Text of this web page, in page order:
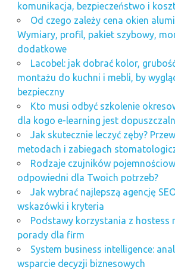
komunikacja, bezpieczeństwo i
Od czego zależy cena okien
Wymiary, profil, pakiet szybowy,
dodatkowe
Lacobel: jak dobrać kolor,
montażu do kuchni i mebli, by
bezpieczny
Kto musi odbyć szkolenie
dla kogo e-learning jest
Jak skutecznie leczyć zęby?
metodach i zabiegach
Rodzaje czujników
odpowiedni dla Twoich potrzeb?
Jak wybrać najlepszą agencję
wskazówki i kryteria
Podstawy korzystania z hostess
porady dla firm
System business intelligence:
wsparcie decyzji biznesowych